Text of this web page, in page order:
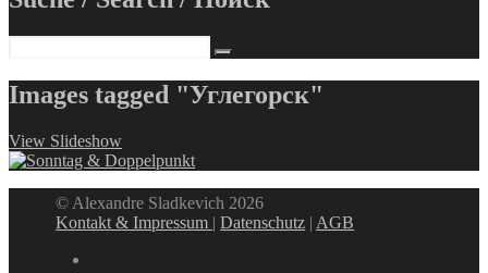
Images tagged "Углегорск"
View Slideshow
© Alexandre Sladkevich 2026
Kontakt & Impressum |Datenschutz | AGB